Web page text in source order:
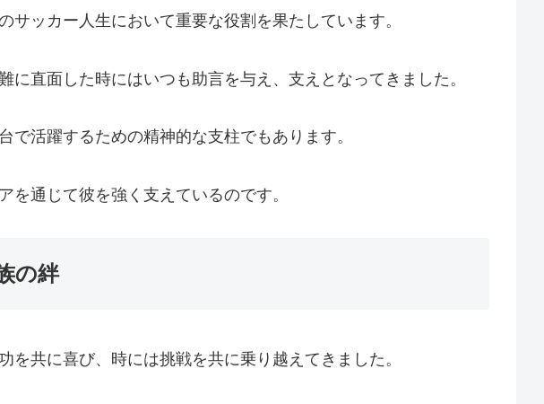
サッカー人生において重要な役割を果たしています。
に直面した時にはいつも助言を与え、支えとなってきました。
で活躍するための精神的な支柱でもあります。
を通じて彼を強く支えているのです。
の絆
を共に喜び、時には挑戦を共に乗り越えてきました。